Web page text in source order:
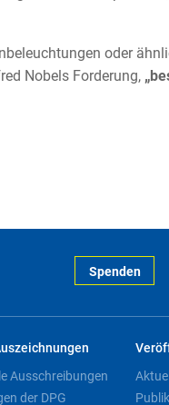
oder
Nobels Forderung,
Spenden
Ausschreibungen
der DPG